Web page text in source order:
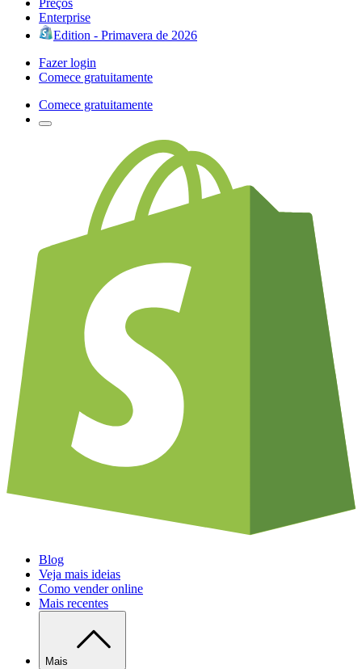
Preços
Enterprise
Edition - Primavera de 2026
Fazer login
Comece gratuitamente
Comece gratuitamente
Blog
Veja mais ideias
Como vender online
Mais recentes
Mais